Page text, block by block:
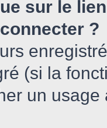
sur le
?
(si la
un